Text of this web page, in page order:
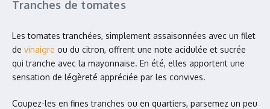
Tranches de tomates
Les tomates tranchées, simplement assaisonnées avec un filet
de vinaigre ou du citron, offrent une note acidulée et sucrée
qui tranche avec la mayonnaise. En été, elles apportent une
sensation de légèreté appréciée par les convives.
Coupez-les en fines tranches ou en quartiers, parsemez un peu